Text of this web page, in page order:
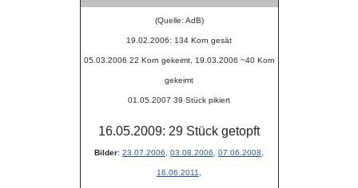
(Quelle: AdB)
19.02.2006: 134 Korn gesät
05.03.2006 22 Korn gekeimt, 19.03.2006 ~40 Korn
gekeimt
01.05.2007 39 Stück pikiert
16.05.2009: 29 Stück getopft
Bilder: 23.07.2006 03.08.2006 07.06.2008
16.06.2011